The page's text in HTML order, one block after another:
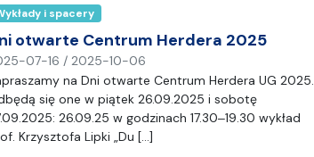
i spacery
otwarte Centrum Herdera 2025
07-16 / 2025-10-06
a
p
i
s
na Dni otwarte Centrum Herdera UG 2025.
się one w piątek 26.09.2025 i sobotę
26.09.25 w godzinach 17.30‒19.30 wykład
Krzysztofa Lipki „Du […]